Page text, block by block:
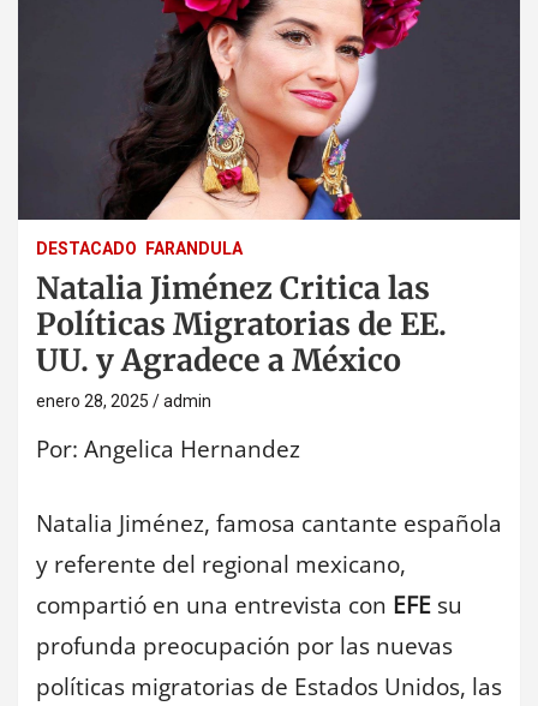
DESTACADO FARANDULA
Natalia Jiménez Critica las
Políticas Migratorias de EE.
UU. y Agradece a México
enero 28, 2025 admin
Por: Angelica Hernandez
Natalia Jiménez, famosa cantante española
y referente del regional mexicano,
compartió en una entrevista con EFE su
profunda preocupación por las nuevas
políticas migratorias de Estados Unidos, las